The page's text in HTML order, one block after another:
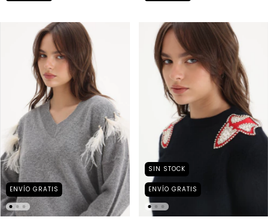
ENVÍO GRATIS
SIN STOCK
ENVÍO GRATIS